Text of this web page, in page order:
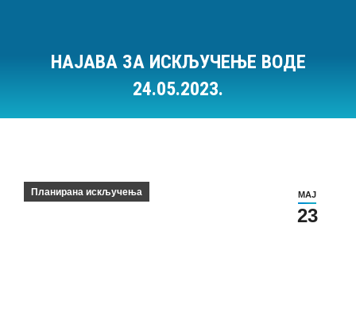
НАЈАВА ЗА ИСКЉУЧЕЊЕ ВОДЕ
24.05.2023.
МАЈ
23
Планирана искључења